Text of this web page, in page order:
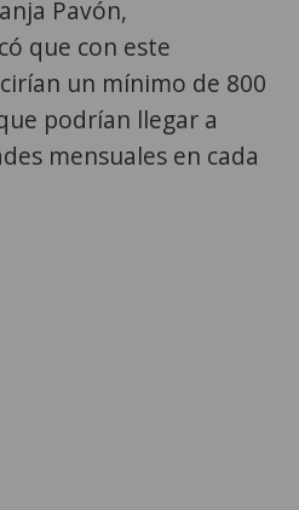
Pavón,
que con este
un mínimo de 800
podrían llegar a
mensuales en cada